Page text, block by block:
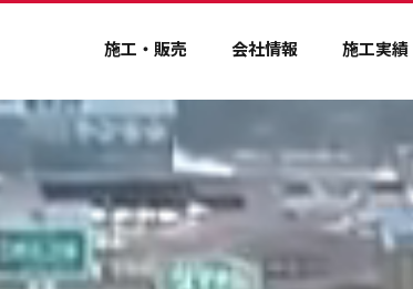
施工・販売 会社情報 施工実績